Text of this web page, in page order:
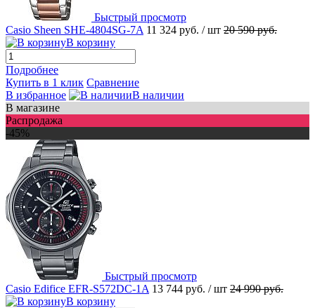
Быстрый просмотр
Casio Sheen SHE-4804SG-7A 11 324 руб. / шт 20 590 руб.
В корзину
Подробнее
Купить в 1 клик Сравнение
В избранное
В наличии
В магазине
Распродажа
-45%
Быстрый просмотр
Casio Edifice EFR-S572DC-1A 13 744 руб. / шт 24 990 руб.
В корзину